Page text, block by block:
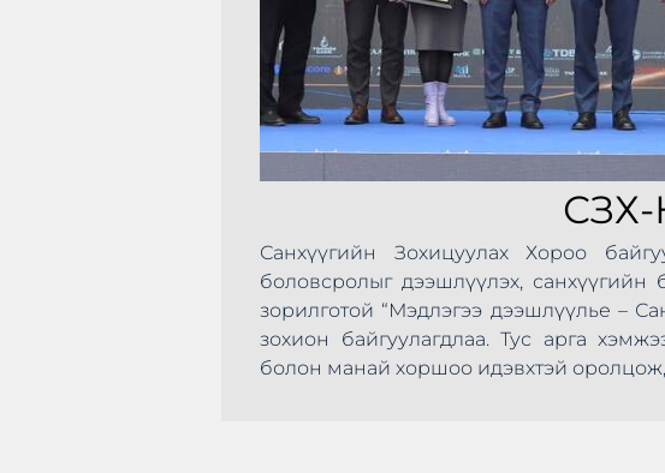
Санхүүгийн Зохицуулах Хороо
боловсролыг дээшлүүлэх, санхүүгийн
зорилготой “Мэдлэгээ дээшлүүлье –
зохион байгуулагдлаа. Тус арга
болон манай хоршоо идэвхтэй оролцож,